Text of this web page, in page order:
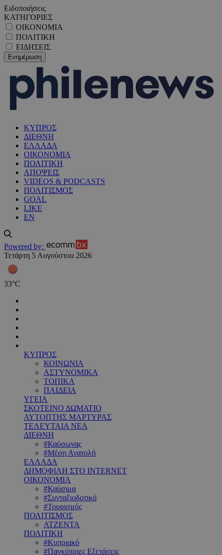
Ειδοποιήσεις
ΚΑΤΗΓΟΡΙΕΣ
ΟΙΚΟΝΟΜΙΑ
ΠΟΛΙΤΙΚΗ
ΕΙΔΗΣΕΙΣ
ΚΥΠΡΟΣ
ΔΙΕΘΝΗ
ΕΛΛΑΔΑ
ΟΙΚΟΝΟΜΙΑ
ΠΟΛΙΤΙΚΗ
ΑΠΟΨΕΙΣ
VIDEOS & PODCASTS
ΠΟΛΙΤΙΣΜΟΣ
GOAL
LIKE
EN
Powered by:
Τετάρτη 5 Αυγούστου 2026
33°C
ΚΥΠΡΟΣ
ΚΟΙΝΩΝΙΑ
ΑΣΤΥΝΟΜΙΚΑ
ΤΟΠΙΚΑ
ΠΑΙΔΕΙΑ
ΥΓΕΙΑ
ΣΚΟΤΕΙΝΟ ΔΩΜΑΤΙΟ
ΑΥΤΟΠΤΗΣ ΜΑΡΤΥΡΑΣ
ΤΕΛΕΥΤΑΙΑ ΝΕΑ
ΔΙΕΘΝΗ
#Καύσωνας
#Μέση Ανατολή
ΕΛΛΑΔΑ
ΔΗΜΟΦΙΛΗ ΣΤΟ INTERNET
ΟΙΚΟΝΟΜΙΑ
#Καύσιμα
#Συνταξιοδοτικό
#Τουρισμός
ΠΟΛΙΤΙΣΜΟΣ
ΑΤΖΕΝΤΑ
ΠΟΛΙΤΙΚΗ
#Κυπριακό
#Παγκύπριες Εξετάσεις